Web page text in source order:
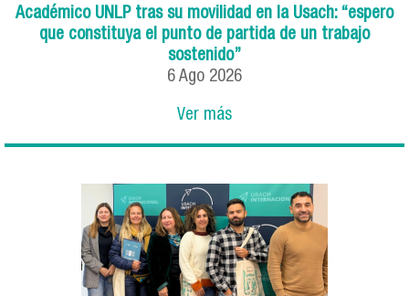
Académico UNLP tras su movilidad en la Usach: “espero
que constituya el punto de partida de un trabajo
sostenido”
6 Ago 2026
Ver más